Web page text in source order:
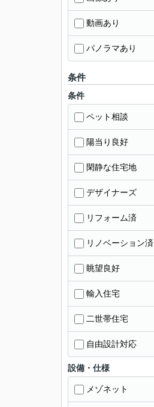
動画あり
パノラマあり
条件
条件
ペット相談
陽当り良好
閑静な住宅地
デザイナーズ
リフォーム済
リノベーション済
眺望良好
輸入住宅
二世帯住宅
自由設計対応
設備・仕様
メゾネット